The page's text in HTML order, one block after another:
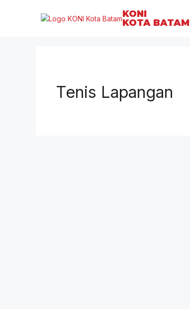
KONI
KOTA BATAM
Tenis Lapangan